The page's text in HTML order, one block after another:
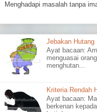
Menghadapi masalah tanpa
Jebakan Hutang
Ayat bacaan:
menguasai
menghutan...
Kriteria Rendah
Ayat bacaan:
berkenan